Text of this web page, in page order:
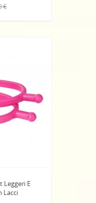
€
Leggeri E
Lacci